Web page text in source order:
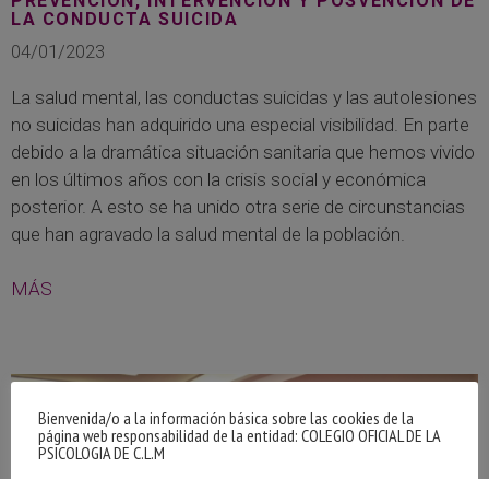
LA CONDUCTA SUICIDA
04/01/2023
La salud mental, las conductas suicidas y las autolesiones
no suicidas han adquirido una especial visibilidad. En parte
debido a la dramática situación sanitaria que hemos vivido
en los últimos años con la crisis social y económica
posterior. A esto se ha unido otra serie de circunstancias
que han agravado la salud mental de la población.
MÁS
Bienvenida/o a la información básica sobre las cookies de la
página web responsabilidad de la entidad: COLEGIO OFICIAL DE LA
PSICOLOGIA DE C.L.M